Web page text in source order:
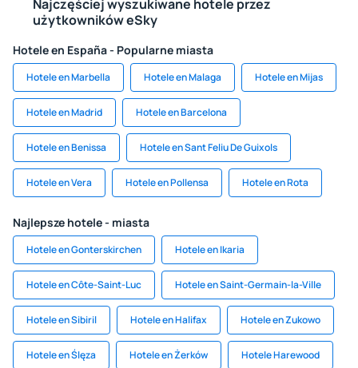
Najczęściej wyszukiwane hotele przez
użytkowników eSky
Hotele en España - Popularne miasta
Hotele en Marbella Hotele en Malaga Hotele en Mijas
Hotele en Madrid Hotele en Barcelona
Hotele en Benissa Hotele en Sant Feliu De Guixols
Hotele en Vera Hotele en Pollensa Hotele en Rota
Najlepsze hotele - miasta
Hotele en Gonterskirchen Hotele en Ikaria
Hotele en Côte-Saint-Luc Hotele en Saint-Germain-la-Ville
Hotele en Sibiril Hotele en Halifax Hotele en Zukowo
Hotele en Ślęza Hotele en Żerków Hotele Harewood